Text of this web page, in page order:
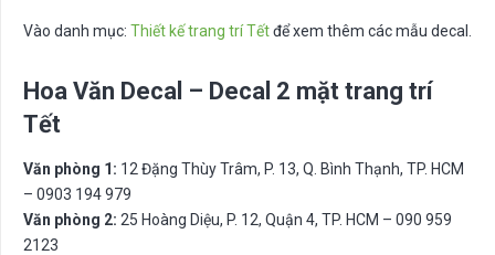
Vào danh mục: Thiết kế trang trí Tếtđể xem thêm các mẫu decal.
Hoa Văn Decal – Decal 2 mặt trang trí
Tết
Văn phòng 1: 12 Đặng Thùy Trâm, P. 13, Q. Bình Thạnh, TP. HCM
– 0903 194 979
Văn phòng 2: 25 Hoàng Diệu, P. 12, Quận 4, TP. HCM – 090 959
2123